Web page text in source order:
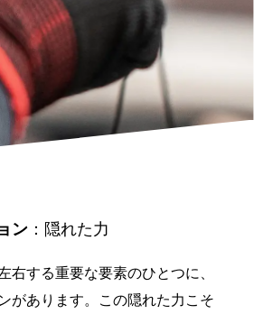
ン：隠れた力
右する重要な要素のひとつに、
があります。この隠れた力こそ